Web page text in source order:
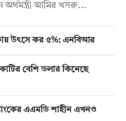
অর্থমন্ত্রী আমির খসরু...
উৎসে কর ৫%: এনবিআর
বেশি ডলার কিনেছে
এএমডি শাহীন এখনও